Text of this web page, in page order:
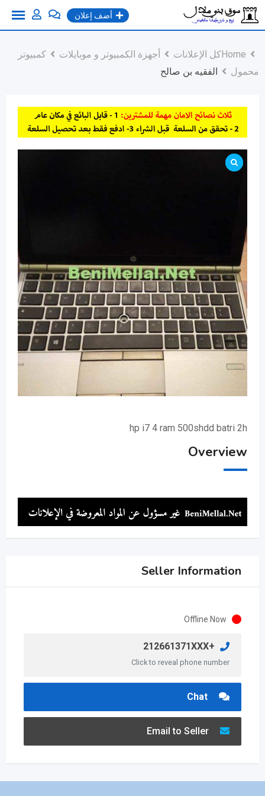
Skip
to
أضف إعلان
Homeكل الإعلانات أجهزة الكمبيوتر و موبايلات
كمبيوتر
محمول
الفقيه بن صالح
hp i7 4 ram 500shdd batri 2h
Overview
Seller Information
Offline Now
+212661371XXX
Click to reveal phone number